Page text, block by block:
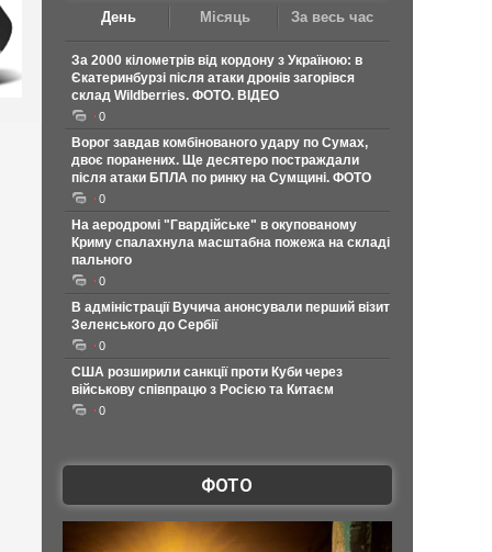
День Місяць За весь час
За 2000 кілометрів від кордону з Україною: в
Єкатеринбурзі після атаки дронів загорівся
склад Wildberries. ФОТО. ВІДЕО
0
Ворог завдав комбінованого удару по Сумах,
двоє поранених. Ще десятеро постраждали
після атаки БПЛА по ринку на Сумщині. ФОТО
0
На аеродромі "Гвардійське" в окупованому
Криму спалахнула масштабна пожежа на складі
пального
0
В адміністрації Вучича анонсували перший візит
Зеленського до Сербії
0
США розширили санкції проти Куби через
військову співпрацю з Росією та Китаєм
0
ФОТО